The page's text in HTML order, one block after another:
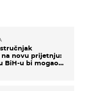
na novu prijetnju:
BiH-u bi mogao